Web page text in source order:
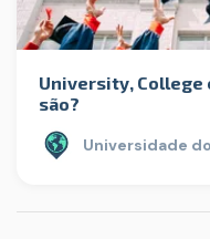
University, College
são?
Universidade